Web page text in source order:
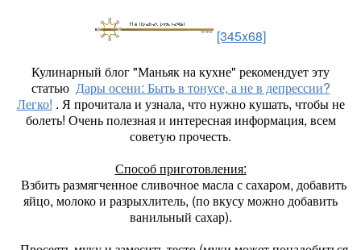
[345x68]
Кулинарный блог "Маньяк на кухне" рекомендует эту
статью Дары осени: Быть в тонусе, а не в депрессии?
Легко! . Я прочитала и узнала, что нужно кушать, чтобы не
болеть! Очень полезная и интересная информация, всем
советую прочесть.
Способ приготовления:
Взбить размягченное сливочное масла с сахаром, добавить
яйцо, молоко и разрыхлитель, (по вкусу можно добавить
ванильный сахар).